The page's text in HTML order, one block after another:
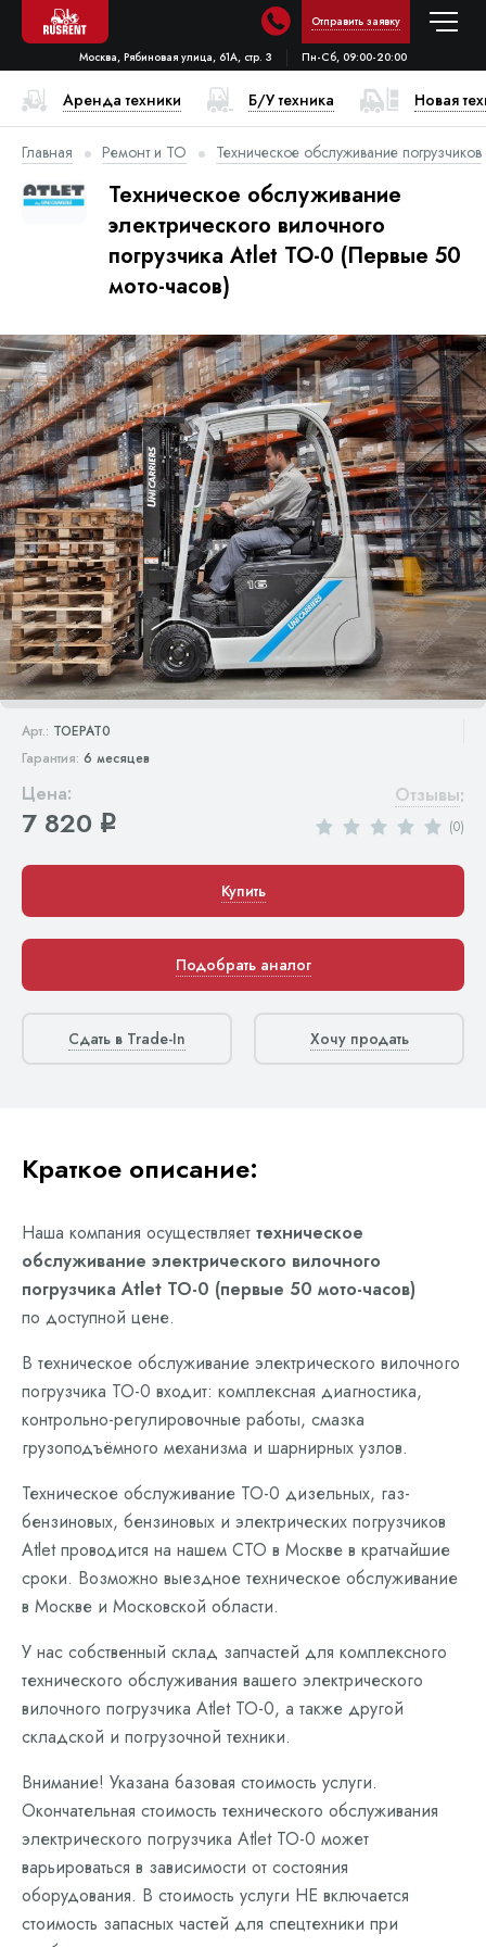
Отправить заявку
Москва, Рябиновая улица, 61А, стр. 3 Пн-Сб, 09:00-20:00
Аренда техники Б/У техника Новая
Главная Ремонт и ТО Техническое обслуживание погрузчиков
Техническое обслуживание
электрического вилочного
погрузчика Atlet ТО-0 (Первые 50
мото-часов)
Арт.: TOEPAT0
Гарантия: 6 месяцев
Цена:
7 820 q
Отзывы:
(0)
Купить
Подобрать аналог
Сдать в Trade-In Хочу продать
Краткое описание:
Наша компания осуществляет техническое
обслуживание электрического вилочного
погрузчика Atlet ТО-0 (первые 50 мото-часов)
по доступной цене.
В техническое обслуживание электрического вилочного
погрузчика ТО-0 входит: комплексная диагностика,
контрольно-регулировочные работы, смазка
грузоподъёмного механизма и шарнирных узлов.
Техническое обслуживание ТО-0 дизельных, газ-
бензиновых, бензиновых и электрических погрузчиков
Atlet проводится на нашем СТО в Москве в кратчайшие
сроки. Возможно выездное техническое обслуживание
в Москве и Московской области.
У нас собственный склад запчастей для комплексного
технического обслуживания вашего электрического
вилочного погрузчика Atlet ТО-0, а также другой
складской и погрузочной техники.
Внимание! Указана базовая стоимость услуги.
Окончательная стоимость технического обслуживания
электрического погрузчика Atlet ТО-0 может
варьироваться в зависимости от состояния
оборудования. В стоимость услуги НЕ включается
стоимость запасных частей для спецтехники при